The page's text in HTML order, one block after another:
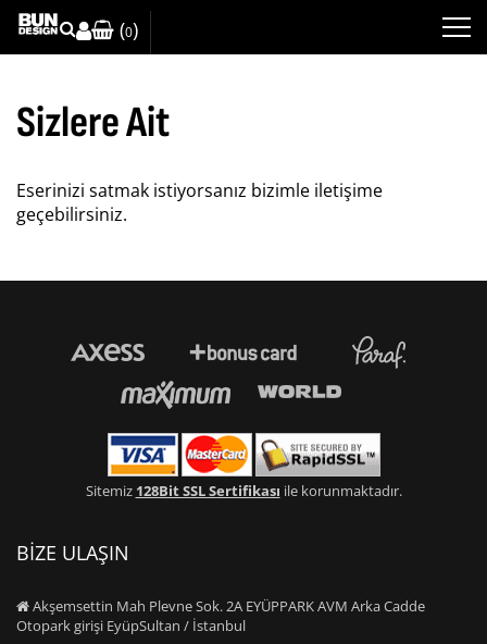
(0)
Sizlere Ait
Eserinizi satmak istiyorsanız bizimle iletişime
geçebilirsiniz.
Sitemiz 128Bit SSL Sertifikası ile korunmaktadır.
BİZE ULAŞIN
Akşemsettin Mah Plevne Sok. 2A EYÜPPARK AVM Arka Cadde
Otopark girişi EyüpSultan / İstanbul